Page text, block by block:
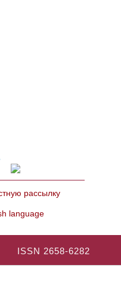
рассылку
language
ISSN 2658-6282